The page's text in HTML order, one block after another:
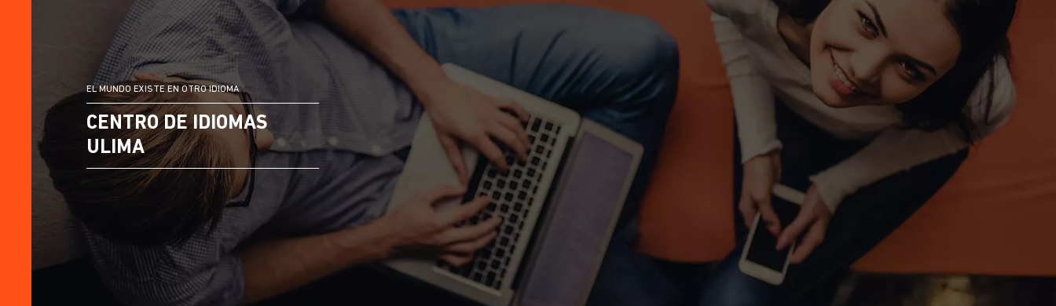
EL MUNDO EXISTE EN OTRO IDIOMA
CENTRO DE IDIOMAS
ULIMA